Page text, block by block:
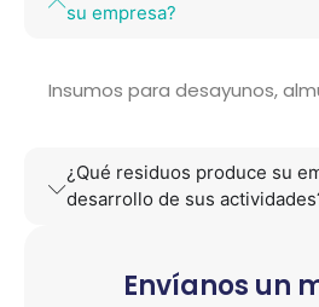
su empresa?
Insumos para desayunos,
¿Qué residuos produce su
desarrollo de sus
Envíanos un